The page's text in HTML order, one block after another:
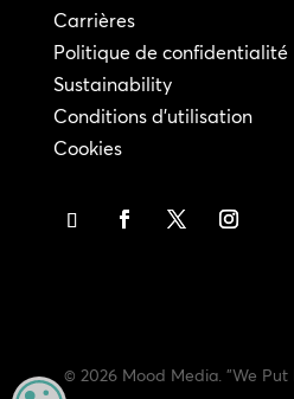
Carrières
Politique de confidentialité
Sustainability
Conditions d'utilisation
Cookies
© 2026 Mood Media. "We